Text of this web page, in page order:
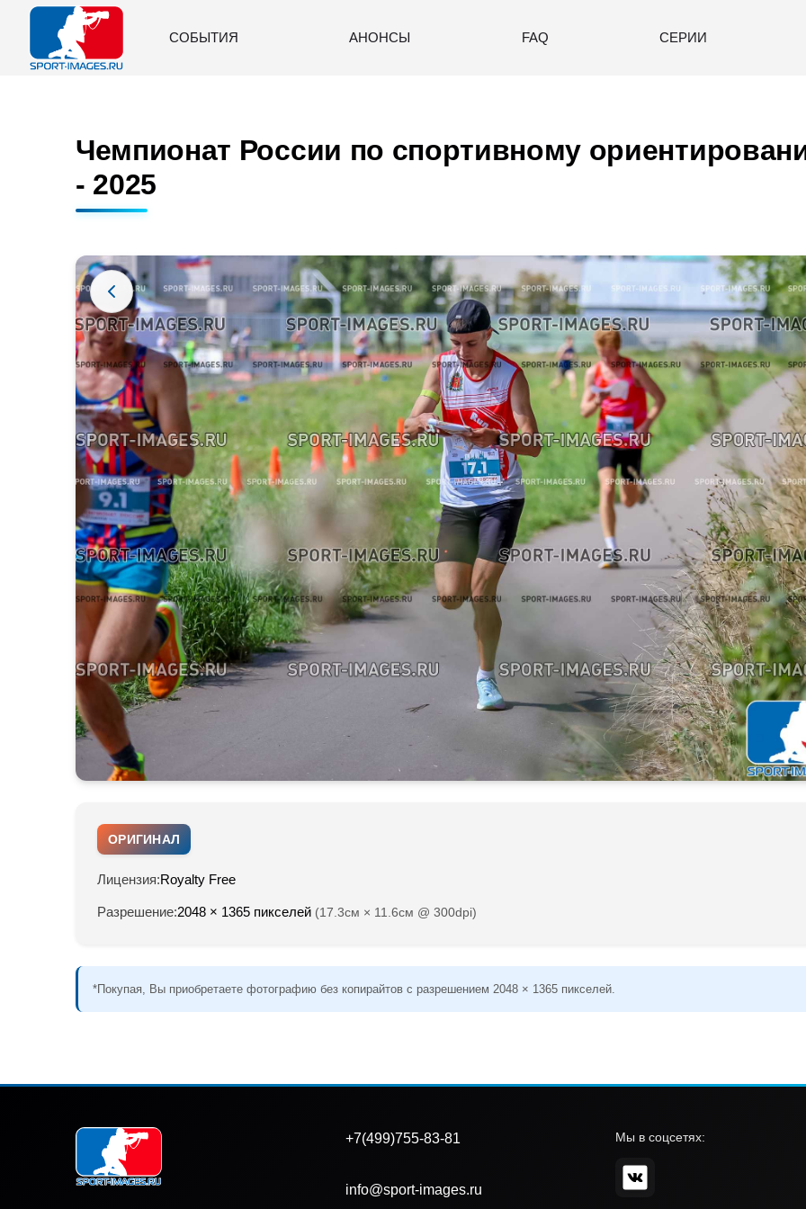
СОБЫТИЯ АНОНСЫ FAQ СЕРИИ
Чемпионат России по спортивному
- 2025
ОРИГИНАЛ
Лицензия:Royalty Free
Разрешение:2048 × 1365 пикселей (17.3см × 11.6см @ 300dpi)
*Покупая, Вы приобретаете фотографию без копирайтов с разрешением 2048 × 1365 пикселей.
+7(499)755-83-81
info@sport-images.ru
Мы в соцсетях: